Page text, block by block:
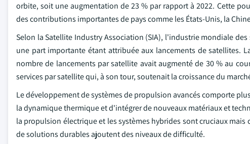
orbite, soit une augmentation de 23 % par rapport à 2022. Cette
des contributions importantes de pays comme les États-Unis, la
Selon la Satellite Industry Association (SIA), l'industrie mondiale
une part importante étant attribuée aux lancements de satellites.
nombre de lancements par satellite avait augmenté de 30 % au
services par satellite qui, à son tour, soutenait la croissance du
Le développement de systèmes de propulsion avancés comporte
la dynamique thermique et d'intégrer de nouveaux matériaux et
la propulsion électrique et les systèmes hybrides sont cruciaux
de solutions durables ajoutent des niveaux de difficulté.